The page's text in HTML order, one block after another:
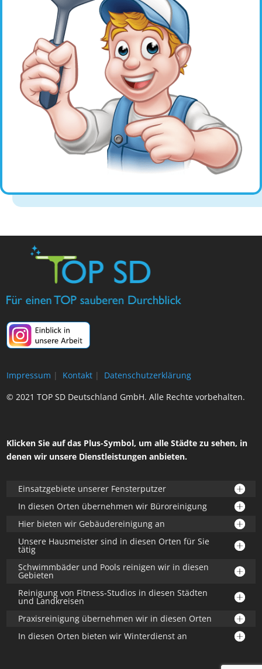
Impressum | Kontakt |
Datenschutzerklärung
© 2021 TOP SD Deutschland GmbH. Alle Rechte vorbehalten.
Klicken Sie auf das Plus-Symbol, um alle Städte zu sehen, in
denen wir unsere Dienstleistungen anbieten.
Einsatzgebiete unserer Fensterputzer
In diesen Orten übernehmen wir Büroreinigung
Hier bieten wir Gebäudereinigung an
Unsere Hausmeister sind in diesen Orten für Sie
tätig
Schwimmbäder und Pools reinigen wir in diesen
Gebieten
Reinigung von Fitness-Studios in diesen Städten
und Landkreisen
Praxisreinigung übernehmen wir in diesen Orten
In diesen Orten bieten wir Winterdienst an